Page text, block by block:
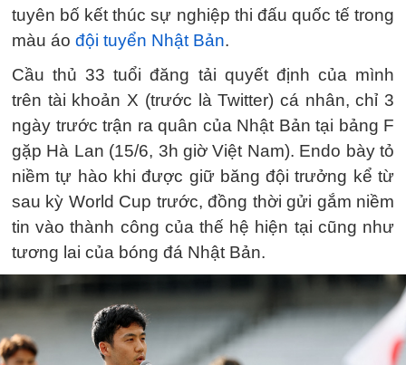
tuyên bố kết thúc sự nghiệp thi đấu quốc tế trong
màu áo đội tuyển Nhật Bản.
Cầu thủ 33 tuổi đăng tải quyết định của mình
trên tài khoản X (trước là Twitter) cá nhân, chỉ 3
ngày trước trận ra quân của Nhật Bản tại bảng F
gặp Hà Lan (15/6, 3h giờ Việt Nam). Endo bày tỏ
niềm tự hào khi được giữ băng đội trưởng kể từ
sau kỳ World Cup trước, đồng thời gửi gắm niềm
tin vào thành công của thế hệ hiện tại cũng như
tương lai của bóng đá Nhật Bản.